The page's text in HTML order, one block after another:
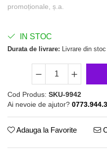
promoționale, ș.a.
IN STOC
Durata de livrare: Livrare din
Cod Produs: SKU-9942
Ai nevoie de ajutor?
Adauga la Favorite